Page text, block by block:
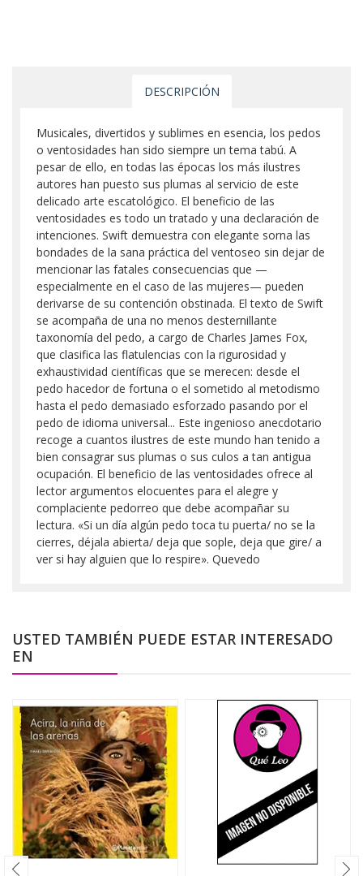
DESCRIPCIÓN
Musicales, divertidos y sublimes en esencia, los pedos
o ventosidades han sido siempre un tema tabú. A
pesar de ello, en todas las épocas los más ilustres
autores han puesto sus plumas al servicio de este
delicado arte escatológico. El beneficio de las
ventosidades es todo un tratado y una declaración de
intenciones. Swift demuestra con elegante sorna las
bondades de la sana práctica del ventoseo sin dejar de
mencionar las fatales consecuencias que —
especialmente en el caso de las mujeres— pueden
derivarse de su contención obstinada. El texto de Swift
se acompaña de una no menos desternillante
taxonomía del pedo, a cargo de Charles James Fox,
que clasifica las flatulencias con la rigurosidad y
exhaustividad científicas que se merecen: desde el
pedo hacedor de fortuna o el sometido al metodismo
hasta el pedo demasiado esforzado pasando por el
pedo de idioma universal... Este ingenioso anecdotario
recoge a cuantos ilustres de este mundo han tenido a
bien consagrar sus plumas o sus culos a tan antigua
ocupación. El beneficio de las ventosidades ofrece al
lector argumentos elocuentes para el alegre y
complaciente pedorreo que debe acompañar su
lectura. «Si un día algún pedo toca tu puerta/ no se la
cierres, déjala abierta/ deja que sople, deja que gire/ a
ver si hay alguien que lo respire». Quevedo
USTED TAMBIÉN PUEDE ESTAR INTERESADO
EN